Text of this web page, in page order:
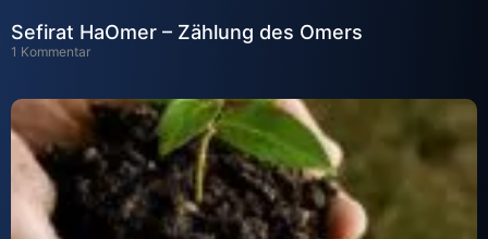
Sefirat HaOmer – Zählung des Omers
1 Kommentar